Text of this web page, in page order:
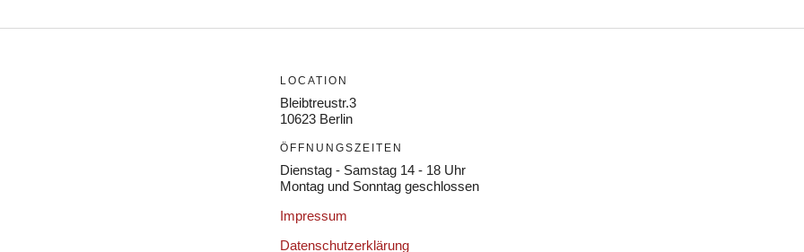
LOCATION
Bleibtreustr.3
10623 Berlin
ÖFFNUNGSZEITEN
Dienstag - Samstag 14 - 18 Uhr
Montag und Sonntag geschlossen
Impressum
Datenschutzerklärung